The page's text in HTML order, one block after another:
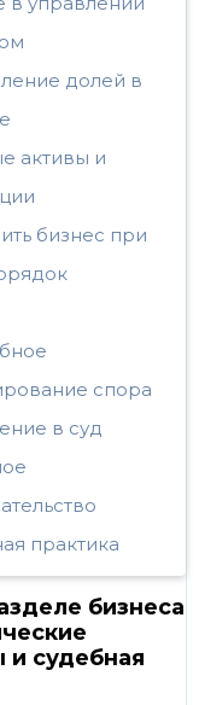
долей в
активы и
бизнес при
спора
в суд
практика
бизнеса
и судебная